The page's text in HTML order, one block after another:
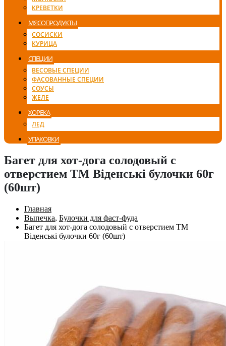
КРЕВЕТКИ
МЯСОПРОДУКТЫ
СОСИСКИ
КУРИЦА
СПЕЦИИ
ВЕСОВЫЕ СПЕЦИИ
ФАСОВАННЫЕ СПЕЦИИ
СОУСЫ
ЖЕЛЕ
ХОРЕКА
ЛЕД
УПАКОВКИ
Багет для хот-дога солодовый с
отверстием ТМ Віденські булочки 60г
(60шт)
Главная
Выпечка, Булочки для фаст-фуда
Багет для хот-дога солодовый с отверстием ТМ
Віденські булочки 60г (60шт)